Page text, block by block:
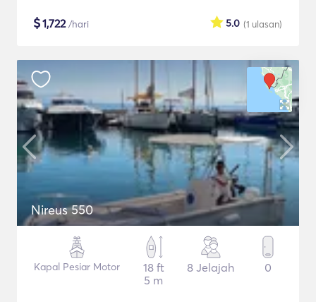
$1,722/hari (1 ulasan)
5.0
Nireus 550
Kapal Pesiar Motor
18 ft
5 m
8 Jelajah 0